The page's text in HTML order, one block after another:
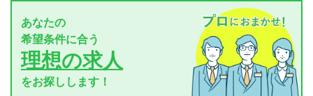
あなたの
希望条件に合う
理想の求人
をお探しします！